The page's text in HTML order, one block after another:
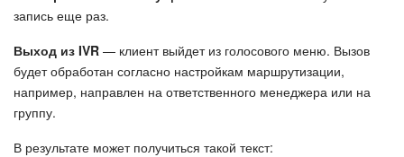
Изменения в статьях (архив)
ПОЛУЧИТЬ БЕСПЛАТНО
запись еще раз.
Выход из IVR — клиент выйдет из голосового меню. Вызов
будет обработан согласно настройкам маршрутизации,
например, направлен на ответственного менеджера или на
группу.
В результате может получиться такой текст: